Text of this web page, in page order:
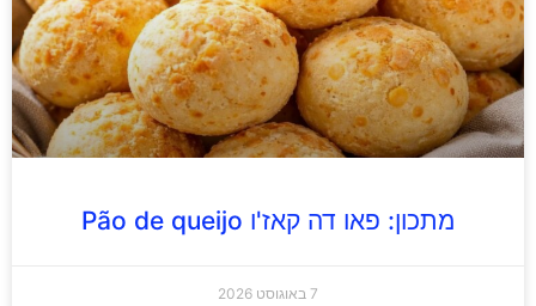
מתכון: פאו דה קאז'ו Pão de queijo
7 באוגוסט 2026